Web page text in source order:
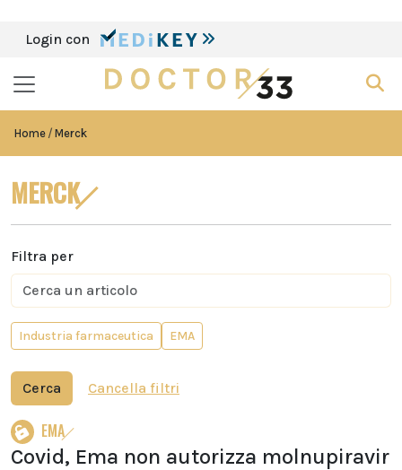
Login con
Home Merck
MERCK
Filtra per
Industria farmaceutica EMA
Cerca Cancella filtri
EMA
Covid, Ema non autorizza molnupiravir